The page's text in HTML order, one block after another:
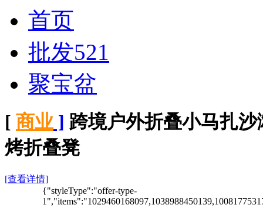
首页
批发521
聚宝盆
[ 商业 ] 跨境户外折叠小马扎
烤折叠凳
[查看详情]
{"styleType":"offer-type-